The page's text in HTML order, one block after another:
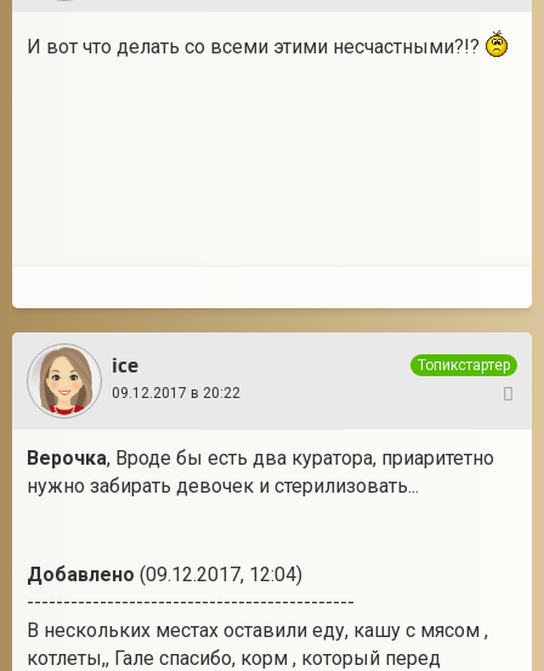
И вот что делать со всеми этими несчастными?!?
ice
Топикстартер
09.12.2017 в 20:22
Верочка, Вроде бы есть два куратора, приаритетно
нужно забирать девочек и стерилизовать...
Добавлено (09.12.2017, 12:04)
---------------------------------------------
В нескольких местах оставили еду, кашу с мясом ,
котлеты,, Гале спасибо, корм , который перед